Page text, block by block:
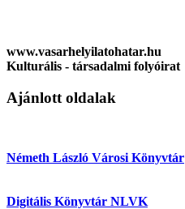
www.vasarhelyilatohatar.hu
Kulturális - társadalmi folyóirat
Ajánlott oldalak
Németh László Városi Könyvtár
Digitális Könyvtár NLVK